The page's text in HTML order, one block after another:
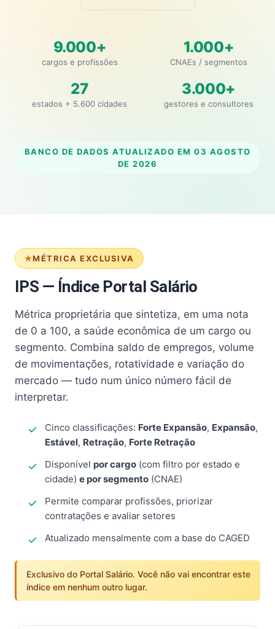
9.000+
cargos e profissões
1.000+
CNAEs / segmentos
27
estados + 5.600 cidades
3.000+
gestores e consultores
BANCO DE DADOS ATUALIZADO EM 03 AGOSTO
DE 2026
MÉTRICA EXCLUSIVA
IPS — Índice Portal Salário
Métrica proprietária que sintetiza, em uma nota
de 0 a 100, a saúde econômica de um cargo ou
segmento. Combina saldo de empregos, volume
de movimentações, rotatividade e variação do
mercado — tudo num único número fácil de
interpretar.
Cinco classificações: Forte Expansão, Expansão,
Estável, Retração, Forte Retração
Disponível por cargo (com filtro por estado e
cidade) e por segmento (CNAE)
Permite comparar profissões, priorizar
contratações e avaliar setores
Atualizado mensalmente com a base do CAGED
Exclusivo do Portal Salário. Você não vai encontrar este
índice em nenhum outro lugar.